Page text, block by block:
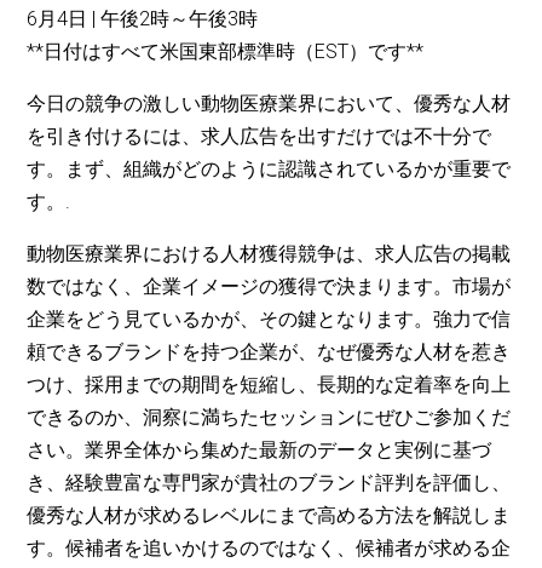
6月4日 | 午後2時～午後3時
**日付はすべて米国東部標準時（EST）です**
今日の競争の激しい動物医療業界において、優秀な人材
を引き付けるには、求人広告を出すだけでは不十分で
す。まず、組織がどのように認識されているかが重要で
す。.
動物医療業界における人材獲得競争は、求人広告の掲載
数ではなく、企業イメージの獲得で決まります。市場が
企業をどう見ているかが、その鍵となります。強力で信
頼できるブランドを持つ企業が、なぜ優秀な人材を惹き
つけ、採用までの期間を短縮し、長期的な定着率を向上
できるのか、洞察に満ちたセッションにぜひご参加くだ
さい。業界全体から集めた最新のデータと実例に基づ
き、経験豊富な専門家が貴社のブランド評判を評価し、
優秀な人材が求めるレベルにまで高める方法を解説しま
す。候補者を追いかけるのではなく、候補者が求める企